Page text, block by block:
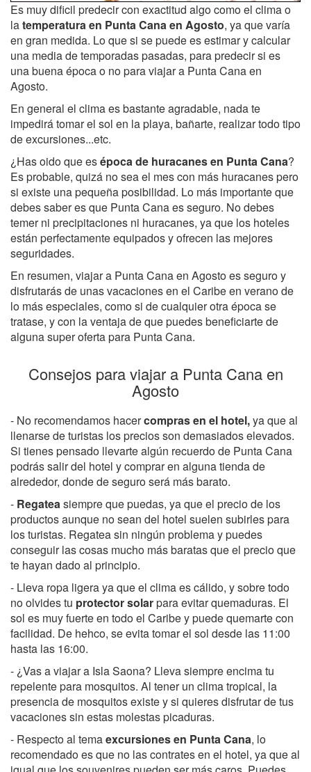
Es muy dificil predecir con exactitud algo como el clima o
latemperatura en Punta Cana en Agosto, ya que varía
en gran medida. Lo que si se puede es estimar y calcular
una media de temporadas pasadas, para predecir si es
una buena época o no para viajar a Punta Cana en
Agosto.
En general el clima es bastante agradable, nada te
impedirá tomar el sol en la playa, bañarte, realizar todo tipo
de excursiones...etc.
¿Has oido que esépoca de huracanes en Punta Cana?
Es probable, quizá no sea el mes con más huracanes pero
si existe una pequeña posibilidad. Lo más importante que
debes saber es que Punta Cana es seguro. No debes
temer ni precipitaciones ni huracanes, ya que los hoteles
están perfectamente equipados y ofrecen las mejores
seguridades.
En resumen, viajar a Punta Cana en Agosto es seguro y
disfrutarás de unas vacaciones en el Caribe en verano de
lo más especiales, como si de cualquier otra época se
tratase, y con la ventaja de que puedes beneficiarte de
alguna super oferta para Punta Cana.
Consejos para viajar a Punta Cana en
Agosto
- No recomendamos hacercompras en el hotel,ya que al
llenarse de turistas los precios son demasiados elevados.
Si tienes pensado llevarte algún recuerdo de Punta Cana
podrás salir del hotel y comprar en alguna tienda de
alrededor, donde de seguro será más barato.
- Regateasiempre que puedas, ya que el precio de los
productos aunque no sean del hotel suelen subirles para
los turistas. Regatea sin ningún problema y puedes
conseguir las cosas mucho más baratas que el precio que
te hayan dado al principio.
- Lleva ropa ligera ya que el clima es cálido, y sobre todo
no olvides tu protector solarpara evitar quemaduras. El
sol es muy fuerte en todo el Caribe y puede quemarte con
facilidad. De hehco, se evita tomar el sol desde las 11:00
hasta las 16:00.
- ¿Vas a viajar a Isla Saona? Lleva siempre encima tu
repelente para mosquitos. Al tener un clima tropical, la
presencia de mosquitos existe y si quieres disfrutar de tus
vacaciones sin estas molestas picaduras.
- Respecto al temaexcursiones en Punta Cana, lo
recomendado es que no las contrates en el hotel, ya que al